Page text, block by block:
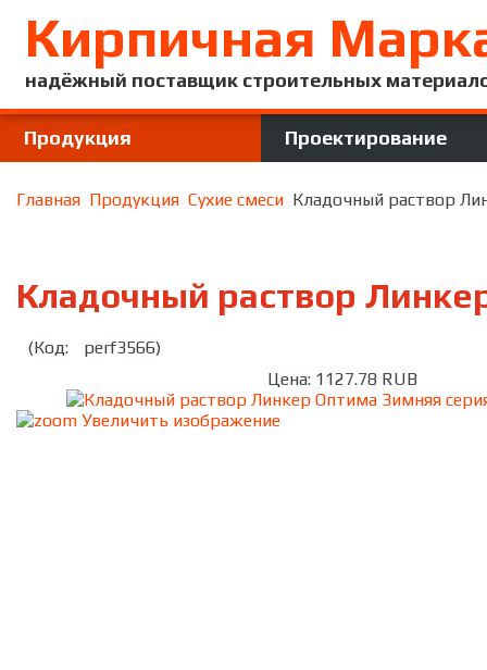
Кирпичная
надёжный поставщик строительных
Продукция Проектирование
Главная Продукция Сухие смеси Кладочный раствор
Кладочный раствор
(Код: perf3566)
Цена: 1127.78 RUB
Увеличить изображение